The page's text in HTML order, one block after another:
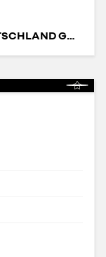
RENAULT RETAIL GROUP DEUTSCHLAND GMBH